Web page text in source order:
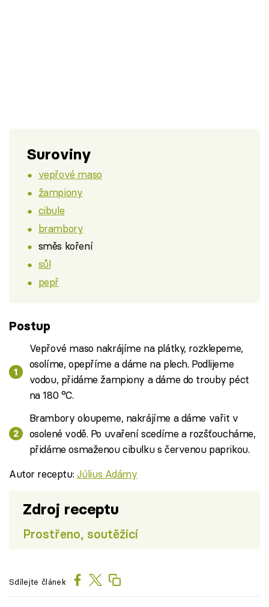
Suroviny
vepřové maso
žampiony
cibule
brambory
směs koření
sůl
pepř
Postup
Vepřové maso nakrájíme na plátky, rozklepeme,
osolíme, opepříme a dáme na plech. Podlijeme
vodou, přidáme žampiony a dáme do trouby péct
na 180 °C.
Brambory oloupeme, nakrájíme a dáme vařit v
osolené vodě. Po uvaření scedíme a rozšťoucháme,
přidáme osmaženou cibulku s červenou paprikou.
Autor receptu: Július Adámy
Zdroj receptu
Prostřeno, soutěžící
Sdílejte článek